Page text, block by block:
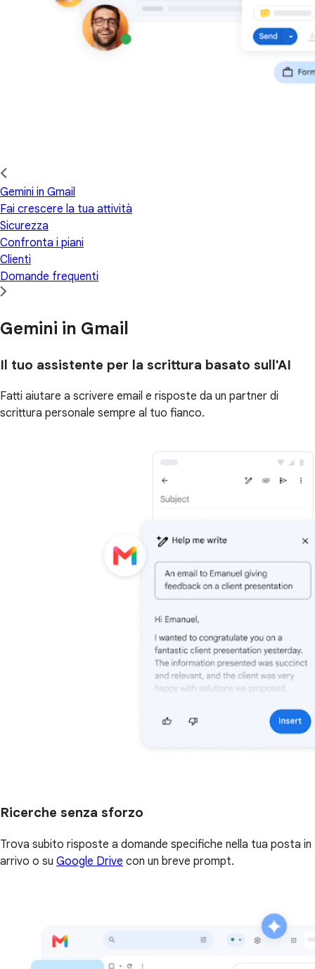
Gemini in Gmail
Fai crescere la tua attività
Sicurezza
Confronta i piani
Clienti
Domande frequenti
Gemini in Gmail
Il tuo assistente per la scrittura basato sull'AI
Fatti aiutare a scrivere email e risposte da un partner di
scrittura personale sempre al tuo fianco.
Ricerche senza sforzo
Trova subito risposte a domande specifiche nella tua posta in
arrivo o su Google Drive con un breve prompt.